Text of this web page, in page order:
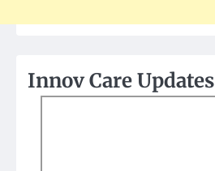
Innov Care Updates